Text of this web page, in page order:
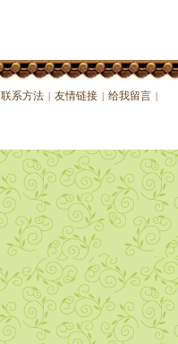
联系方法 | 友情链接 | 给我留言 |